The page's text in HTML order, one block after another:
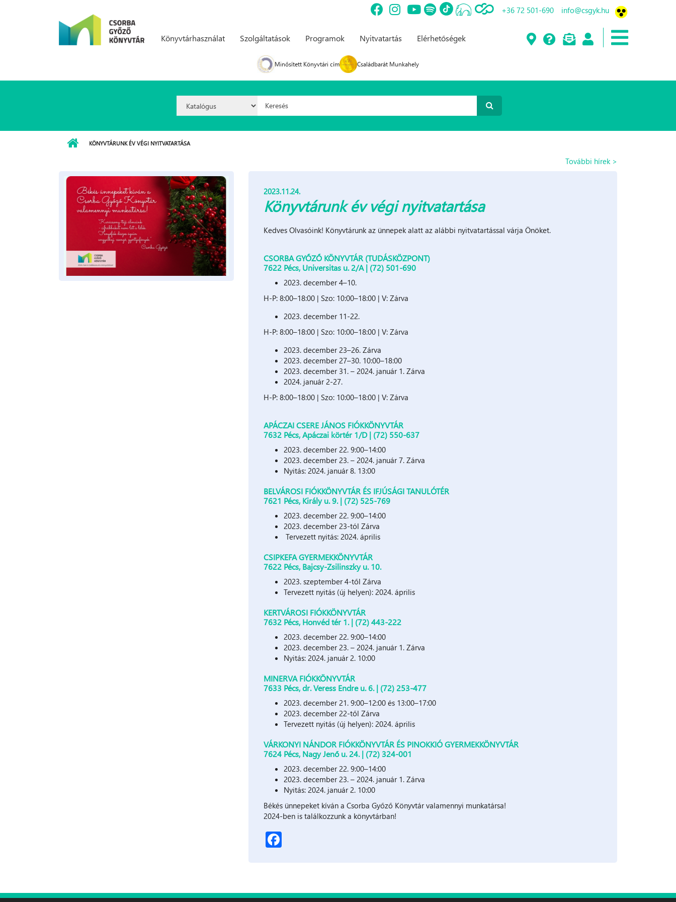
+36 72 501-690 info@csgyk.hu
Könyvtárhasználat Szolgáltatások Programok Nyitvatartás Elérhetőségek
Minősített Könyvtári cím Családbarát Munkahely
Option:
Keresés űrlap
KÖNYVTÁRUNK ÉV VÉGI NYITVATARTÁSA
További hírek >
2023.11.24.
Könyvtárunk év végi nyitvatartása
Kedves Olvasóink! Könyvtárunk az ünnepek alatt az alábbi nyitvatartással várja Önöket.
CSORBA GYŐZŐ KÖNYVTÁR (TUDÁSKÖZPONT)
7622 Pécs, Universitas u. 2/A | (72) 501-690
2023. december 4–10.
H-P: 8:00–18:00 | Szo: 10:00–18:00 | V: Zárva
2023. december 11-22.
H-P: 8:00–18:00 | Szo: 10:00–18:00 | V: Zárva
2023. december 23–26. Zárva
2023. december 27–30. 10:00–18:00
2023. december 31. – 2024. január 1. Zárva
2024. január 2-27.
H-P: 8:00–18:00 | Szo: 10:00–18:00 | V: Zárva
APÁCZAI CSERE JÁNOS FIÓKKÖNYVTÁR
7632 Pécs, Apáczai körtér 1/D | (72) 550-637
2023. december 22. 9:00–14:00
2023. december 23. – 2024. január 7. Zárva
Nyitás: 2024. január 8. 13:00
BELVÁROSI FIÓKKÖNYVTÁR ÉS IFJÚSÁGI TANULÓTÉR
7621 Pécs, Király u. 9. | (72) 525-769
2023. december 22. 9:00–14:00
2023. december 23-tól Zárva
Tervezett nyitás: 2024. április
CSIPKEFA GYERMEKKÖNYVTÁR
7622 Pécs, Bajcsy-Zsilinszky u. 10.
2023. szeptember 4-től Zárva
Tervezett nyitás (új helyen): 2024. április
KERTVÁROSI FIÓKKÖNYVTÁR
7632 Pécs, Honvéd tér 1. | (72) 443-222
2023. december 22. 9:00–14:00
2023. december 23. – 2024. január 1. Zárva
Nyitás: 2024. január 2. 10:00
MINERVA FIÓKKÖNYVTÁR
7633 Pécs, dr. Veress Endre u. 6. | (72) 253-477
2023. december 21. 9:00–12:00 és 13:00–17:00
2023. december 22-től Zárva
Tervezett nyitás (új helyen): 2024. április
VÁRKONYI NÁNDOR FIÓKKÖNYVTÁR ÉS PINOKKIÓ GYERMEKKÖNYVTÁR
7624 Pécs, Nagy Jenő u. 24. | (72) 324-001
2023. december 22. 9:00–14:00
2023. december 23. – 2024. január 1. Zárva
Nyitás: 2024. január 2. 10:00
Békés ünnepeket kíván a Csorba Győző Könyvtár valamennyi munkatársa!
2024-ben is találkozzunk a könyvtárban!